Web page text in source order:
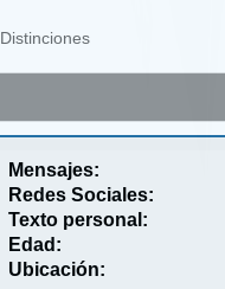
Distinciones
Mensajes:
Redes Sociales:
Texto personal:
Edad:
Ubicación: